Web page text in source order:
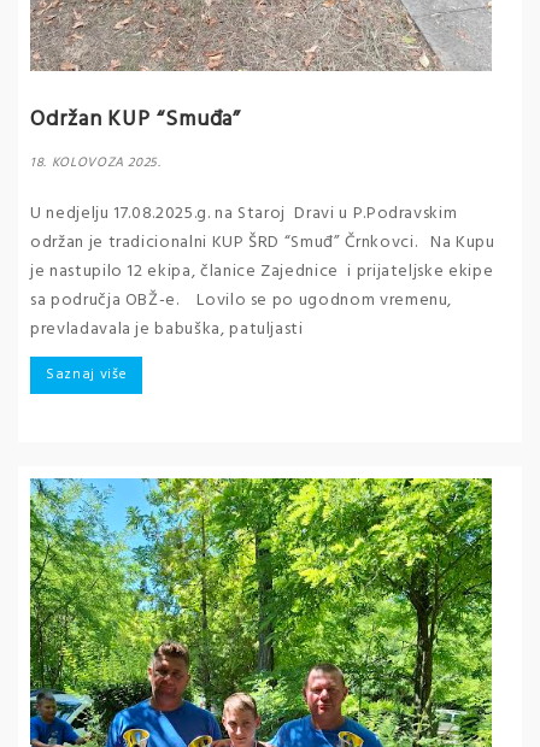
Održan KUP “Smuđa”
18. KOLOVOZA 2025.
U nedjelju 17.08.2025.g. na Staroj Dravi u P.Podravskim
održan je tradicionalni KUP ŠRD “Smuđ” Črnkovci. Na Kupu
je nastupilo 12 ekipa, članice Zajednice i prijateljske ekipe
sa područja OBŽ-e. Lovilo se po ugodnom vremenu,
prevladavala je babuška, patuljasti
Saznaj više